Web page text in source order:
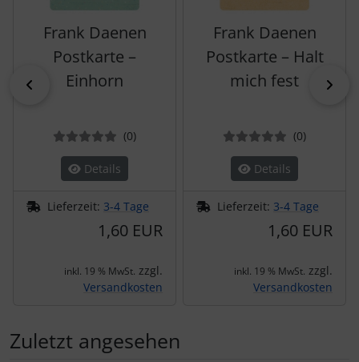
zurück
Frank Daenen
Postkarte –
Einhorn
(0Bewertungen
)
Details
Lieferzeit: 3-4 Tage
1,60 EUR
inkl. 19 % MwSt. zzgl.
Versandkosten
Frank Daenen
Postkarte – Halt
mich fest
(0)
Details
Lieferzeit: 3-4 Tage
1,60 EUR
inkl. 19 % MwSt. zzgl.
Versandkosten
Zuletzt angesehen